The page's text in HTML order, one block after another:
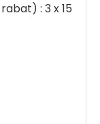
: 3 x 15